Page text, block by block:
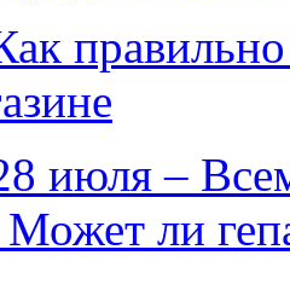
июля –
ли